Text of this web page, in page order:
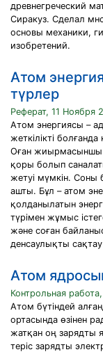
древнегреческий
Сиракуз. Сделал
основы механики,
изобретений.
Атом
түрлер
Реферат, 11 Ноября
Атом энергиясы –
жеткілікті
Оған жиырмасыншы
қоры болып
жетуі мүмкін. Соны
ашты. Бұл – атом
қолданылатын
түрімен жұмыс
және соған
денсаулықты
Атом
Контрольная
Атом бүтіндей
ортасында өзінен
жатқан оң зарядты
теріс зарядты